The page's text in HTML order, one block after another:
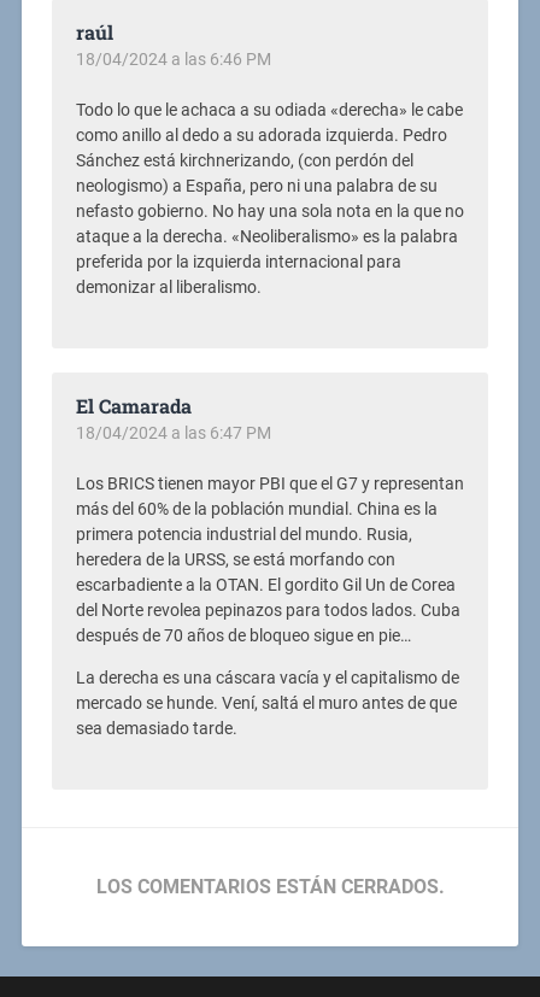
raúl
18/04/2024 a las 6:46 PM
Todo lo que le achaca a su odiada «derecha» le cabe
como anillo al dedo a su adorada izquierda. Pedro
Sánchez está kirchnerizando, (con perdón del
neologismo) a España, pero ni una palabra de su
nefasto gobierno. No hay una sola nota en la que no
ataque a la derecha. «Neoliberalismo» es la palabra
preferida por la izquierda internacional para
demonizar al liberalismo.
El Camarada
18/04/2024 a las 6:47 PM
Los BRICS tienen mayor PBI que el G7 y representan
más del 60% de la población mundial. China es la
primera potencia industrial del mundo. Rusia,
heredera de la URSS, se está morfando con
escarbadiente a la OTAN. El gordito Gil Un de Corea
del Norte revolea pepinazos para todos lados. Cuba
después de 70 años de bloqueo sigue en pie…
La derecha es una cáscara vacía y el capitalismo de
mercado se hunde. Vení, saltá el muro antes de que
sea demasiado tarde.
LOS COMENTARIOS ESTÁN CERRADOS.